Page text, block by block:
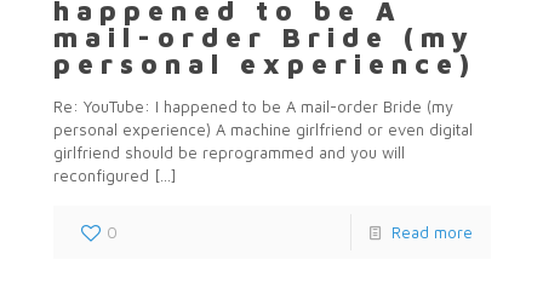
happened to be A
mail-order Bride (my
personal experience)
Re: YouTube: I happened to be A mail-order Bride (my
personal experience) A machine girlfriend or even digital
girlfriend should be reprogrammed and you will
reconfigured […]
0 Read more